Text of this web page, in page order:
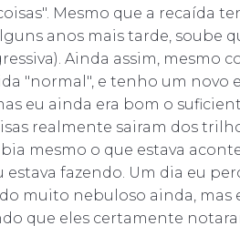
Mesmo que a recaída
anos mais tarde, soube
Ainda assim, mesmo
"normal", e tenho um novo
eu ainda era bom o
realmente sairam dos
mesmo o que estava
estava fazendo. Um dia eu
muito nebuloso ainda, mas
que eles certamente